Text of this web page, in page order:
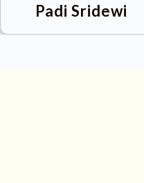
Padi Sridewi